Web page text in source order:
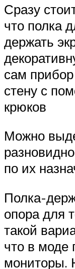
Сразу
что полка
держать
сам
стену с
крюков
Можно
по их
Полка-
опора для
такой
что в моде
мониторы.